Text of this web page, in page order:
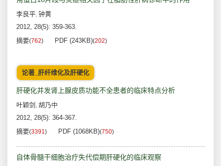
李良平, 钟黄
2012, 28(5): 359-363.
摘要(762) PDF (243KB)(202)
论著_肝纤维化及肝硬化
肝硬化并发肾上腺皮质功能不全患者的临床特点分析
叶颖剑 , 胡乃中
2012, 28(5): 364-367.
摘要(3391) PDF (1068KB)(750)
自体骨髓干细胞治疗失代偿期肝硬化的临床观察